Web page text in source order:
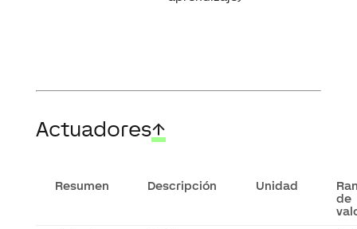
Actuadores↑
Resumen Descripción Unidad
de